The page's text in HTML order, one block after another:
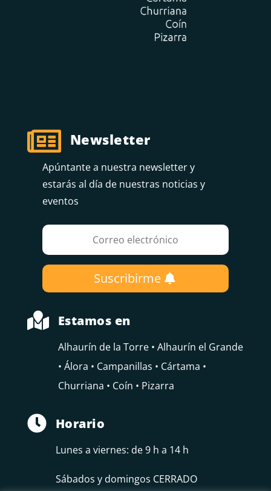
 Newsletter
Apúntante a nuestra newsletter y
estarás al día de nuestras noticias y
eventos
Suscribirme
 Estamos en
Alhaurín de la Torre • Alhaurín el Grande
• Álora • Campanillas • Cártama •
Churriana • Coín • Pizarra
 Horario
Lunes a viernes: de 9 h a 14 h
Sábados y domingos CERRADO